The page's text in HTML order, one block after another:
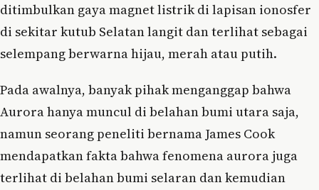
ditimbulkan gaya magnet listrik di lapisan ionosfer
di sekitar kutub Selatan langit dan terlihat sebagai
selempang berwarna hijau, merah atau putih.
Pada awalnya, banyak pihak menganggap bahwa
Aurora hanya muncul di belahan bumi utara saja,
namun seorang peneliti bernama James Cook
mendapatkan fakta bahwa fenomena aurora juga
terlihat di belahan bumi selaran dan kemudian